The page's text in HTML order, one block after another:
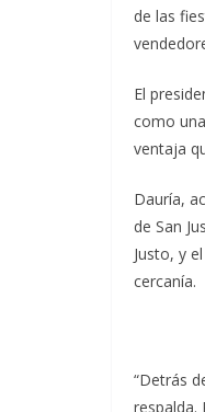
de las
El
como
ventaja
Dauría,
de San
Justo, y
cercanía.
“Detrás
respalda.